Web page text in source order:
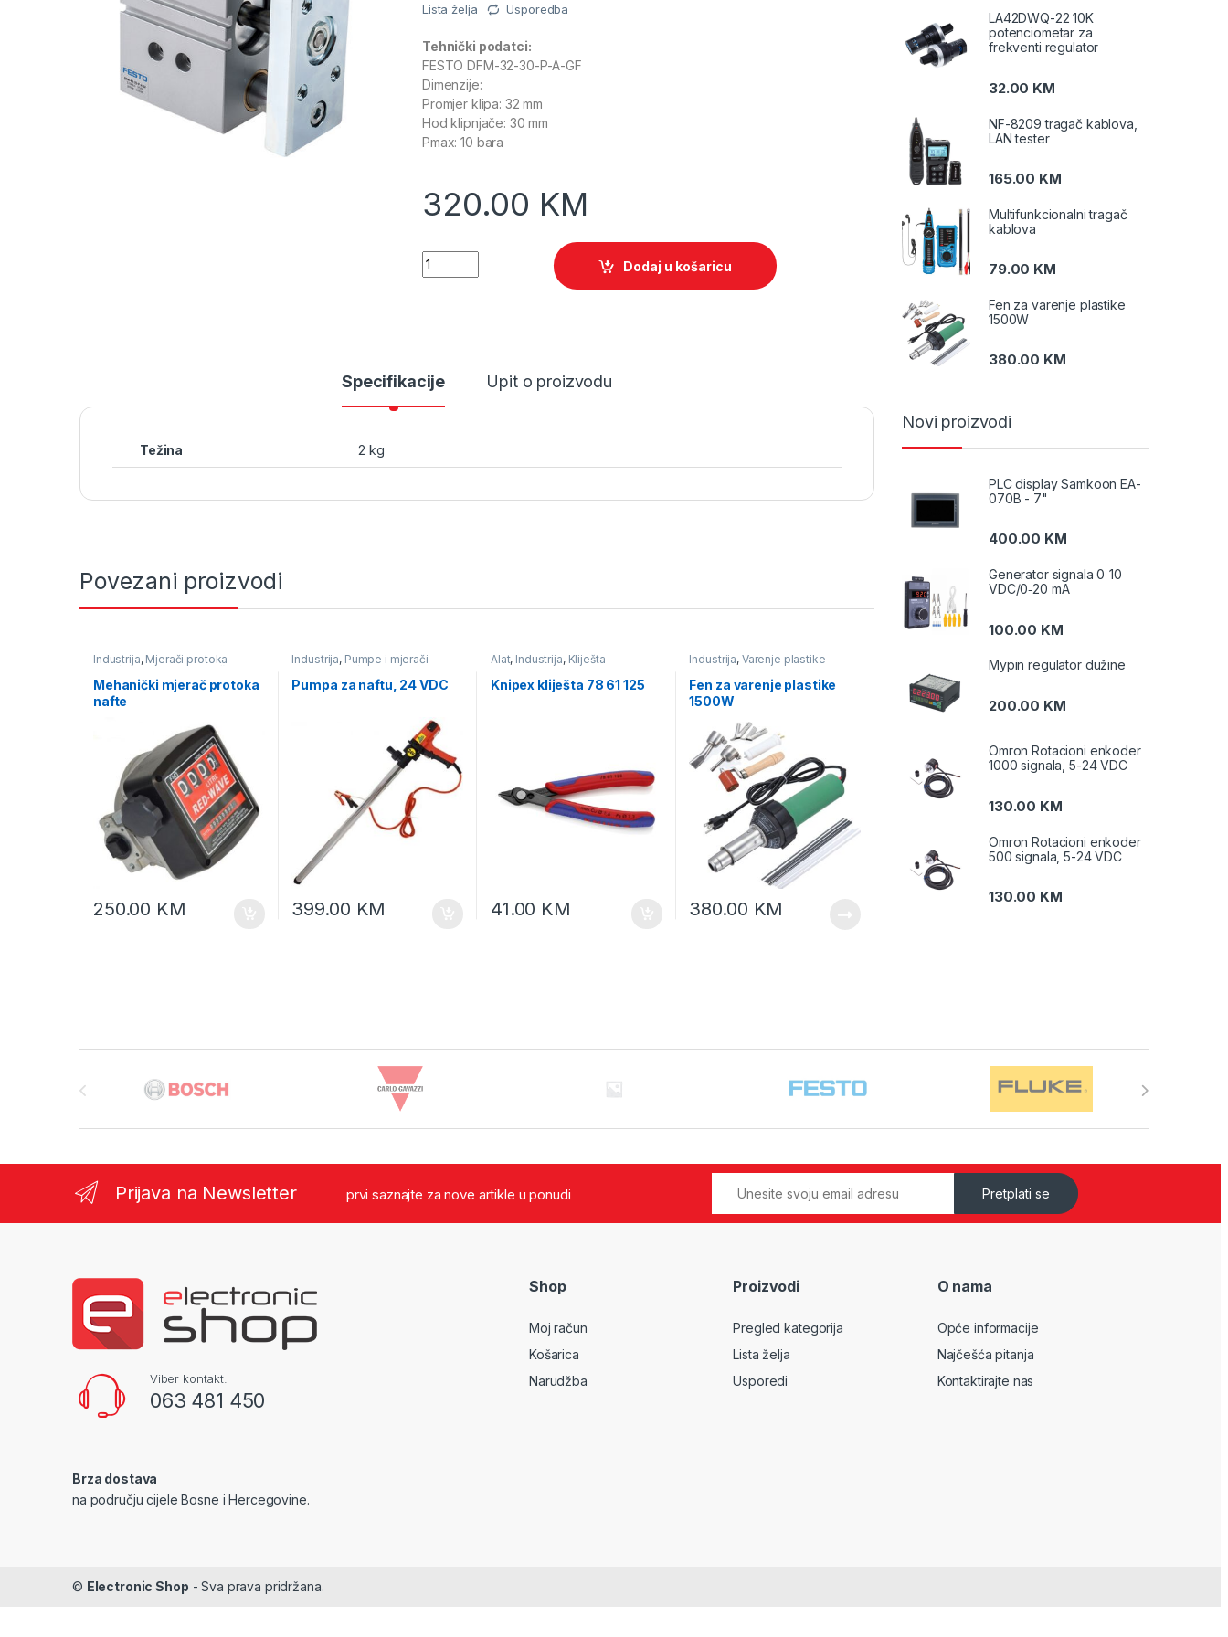
Lista želja Usporedba
Tehnički podatci:
FESTO DFM-32-30-P-A-GF
Dimenzije:
Promjer klipa: 32 mm
Hod klipnjače: 30 mm
Pmax: 10 bara
320.00 KM
Quantity
Dodaj u košaricu
Specifikacije Upit o proizvodu
Težina 2 kg
Povezani proizvodi
Industrija, Mjerači protoka
tekućine
Pumpe i mjerači
protika tekućine
Mehanički mjerač protoka
nafte
250.00 KM
Industrija, Pumpe i mjerači
protika tekućine
Pumpe za
naftu
Pumpa za naftu, 24 VDC
399.00 KM
Alat, Industrija, Kliješta
Knipex kliješta 78 61 125
41.00 KM
Industrija, Varenje plastike
Fen za varenje plastike
1500W
380.00 KM
LA42DWQ-22 10K
potenciometar za
frekventi regulator
32.00 KM
NF-8209 tragač kablova,
LAN tester
165.00 KM
Multifunkcionalni tragač
kablova
79.00 KM
Fen za varenje plastike
1500W
380.00 KM
Novi proizvodi
PLC display Samkoon EA-
070B - 7"
400.00 KM
Generator signala 0‑10
VDC/0‑20 mA
100.00 KM
Mypin regulator dužine
200.00 KM
Omron Rotacioni enkoder
1000 signala, 5-24 VDC
130.00 KM
Omron Rotacioni enkoder
500 signala, 5-24 VDC
130.00 KM
Prijava na Newsletter prvi saznajte za nove artikle u ponudi Pretplati se
Viber kontakt:
063 481 450
Brza dostava
na području cijele Bosne i Hercegovine.
Shop
Moj račun
Košarica
Narudžba
Proizvodi
Pregled kategorija
Lista želja
Usporedi
O nama
Opće informacije
Najčešća pitanja
Kontaktirajte nas
© Electronic Shop - Sva prava pridržana.